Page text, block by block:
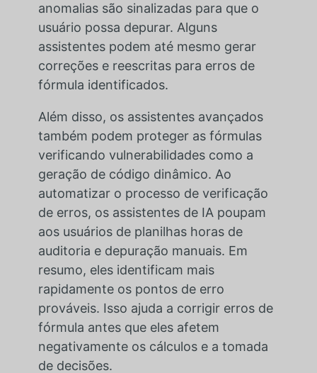
anomalias são sinalizadas para que o
usuário possa depurar. Alguns
assistentes podem até mesmo gerar
correções e reescritas para erros de
fórmula identificados.
Além disso, os assistentes avançados
também podem proteger as fórmulas
verificando vulnerabilidades como a
geração de código dinâmico. Ao
automatizar o processo de verificação
de erros, os assistentes de IA poupam
aos usuários de planilhas horas de
auditoria e depuração manuais. Em
resumo, eles identificam mais
rapidamente os pontos de erro
prováveis. Isso ajuda a corrigir erros de
fórmula antes que eles afetem
negativamente os cálculos e a tomada
de decisões.